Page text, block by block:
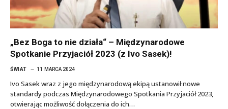
„Bez Boga to nie działa“ – Międzynarodowe
Spotkanie Przyjaciół 2023 (z Ivo Sasek)!
ŚWIAT 11 MARCA 2024
Ivo Sasek wraz z jego międzynarodową ekipą ustanowił nowe
standardy podczas Międzynarodowego Spotkania Przyjaciół 2023,
otwierając możliwość dołączenia do ich…